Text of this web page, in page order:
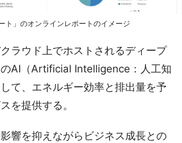
ト」のオンラインレポートのイメージ
ラウド上でホストされるディープ
AI（Artificial Intelligence：人工知
て、エネルギー効率と排出量を予
を提供する。
響を抑えながらビジネス成長との